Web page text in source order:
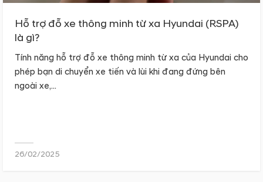
Hỗ trợ đỗ xe thông minh từ xa Hyundai (RSPA)
là gì?
26/02/2025
Tính năng hỗ trợ đỗ xe thông minh từ xa của Hyundai cho
phép bạn di chuyển xe tiến và lùi khi đang đứng bên
ngoài xe,...